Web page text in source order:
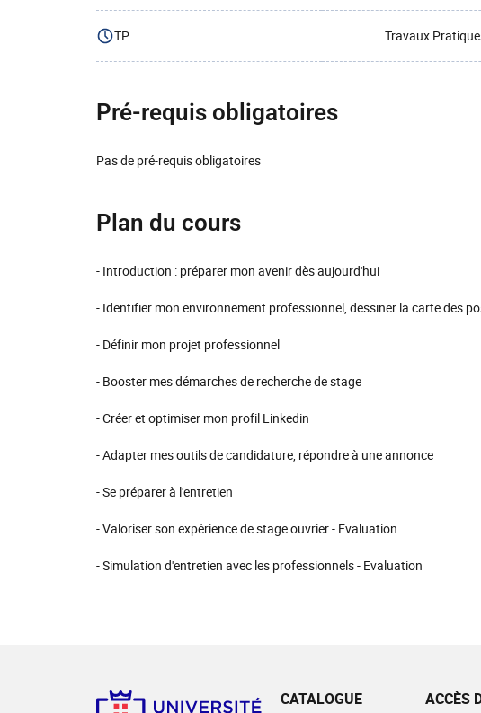
TP Travaux
Pré-requis obligatoires
Pas de pré-requis obligatoires
Plan du cours
- Introduction : préparer mon avenir dès aujourd'hui
- Identifier mon environnement professionnel, dessiner la carte des
- Définir mon projet professionnel
- Booster mes démarches de recherche de stage
- Créer et optimiser mon profil Linkedin
- Adapter mes outils de candidature, répondre à une annonce
- Se préparer à l'entretien
- Valoriser son expérience de stage ouvrier - Evaluation
- Simulation d'entretien avec les professionnels - Evaluation
CATALOGUE ACCÈS